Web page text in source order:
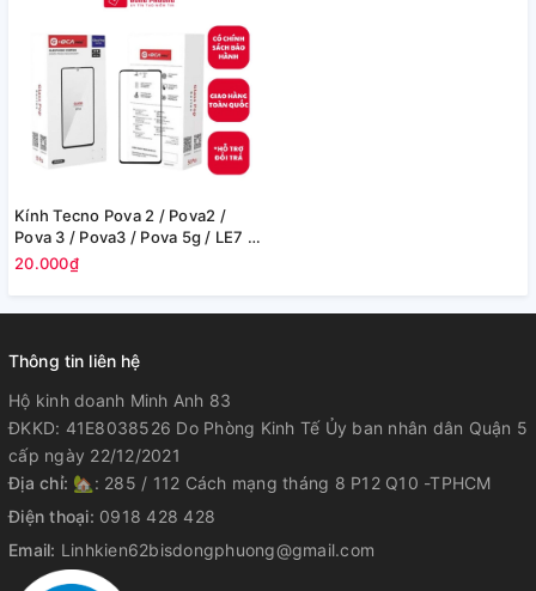
Kính Tecno Pova 2 / Pova2 /
Pova 3 / Pova3 / Pova 5g / LE7 /
LE8 + Oca
20.000₫
Thông tin liên hệ
Hộ kinh doanh Minh Anh 83
ĐKKD: 41E8038526 Do Phòng Kinh Tế Ủy ban nhân dân Quận 5
cấp ngày 22/12/2021
Địa chỉ: 🏡: 285 / 112 Cách mạng tháng 8 P12 Q10 -TPHCM
Điện thoại: 0918 428 428
Email: Linhkien62bisdongphuong@gmail.com